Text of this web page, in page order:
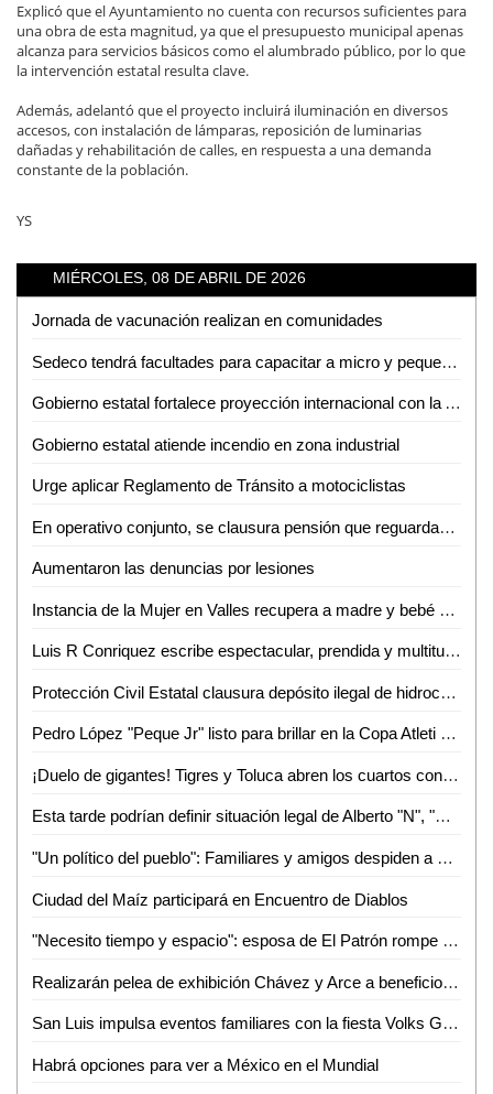
Explicó que el Ayuntamiento no cuenta con recursos suficientes para
una obra de esta magnitud, ya que el presupuesto municipal apenas
alcanza para servicios básicos como el alumbrado público, por lo que
la intervención estatal resulta clave.
Además, adelantó que el proyecto incluirá iluminación en diversos
accesos, con instalación de lámparas, reposición de luminarias
dañadas y rehabilitación de calles, en respuesta a una demanda
constante de la población.
YS
MIÉRCOLES, 08 DE ABRIL DE 2026
Jornada de vacunación realizan en comunidades
Sedeco tendrá facultades para capacitar a micro y pequeños empresarios en la detección de moneda falsa
Gobierno estatal fortalece proyección internacional con la Arena Potosí
Gobierno estatal atiende incendio en zona industrial
Urge aplicar Reglamento de Tránsito a motociclistas
En operativo conjunto, se clausura pensión que reguardaba autotanques con hidrocarburos sin los permisos correspondientes
Aumentaron las denuncias por lesiones
Instancia de la Mujer en Valles recupera a madre y bebé sustraídos fuera del estado
Luis R Conriquez escribe espectacular, prendida y multitudinaria noche en la Fenae
Protección Civil Estatal clausura depósito ilegal de hidrocarburos
Pedro López "Peque Jr" listo para brillar en la Copa Atleti 2026
¡Duelo de gigantes! Tigres y Toluca abren los cuartos con alta tensión
Esta tarde podrían definir situación legal de Alberto "N", "El Patrón", por violencia familiar
"Un político del pueblo": Familiares y amigos despiden a Juan José Ortiz Azuara con toque de silencio
Ciudad del Maíz participará en Encuentro de Diablos
"Necesito tiempo y espacio": esposa de El Patrón rompe el silencio tras su detención por presunta violencia
Realizarán pelea de exhibición Chávez y Arce a beneficio en Puebla
San Luis impulsa eventos familiares con la fiesta Volks Girls
Habrá opciones para ver a México en el Mundial